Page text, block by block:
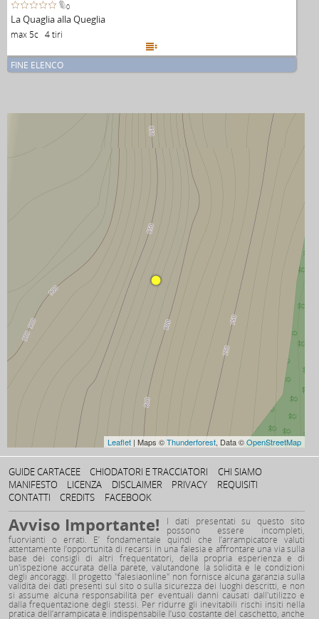
Leaflet | Maps ©Thunderforest, Data ©OpenStreetMap
0
La Quaglia alla Queglia
max 5c 4 tiri

FINE ELENCO
GUIDE CARTACEE CHIODATORI E TRACCIATORI
CHI SIAMO
MANIFESTO
LICENZA DISCLAIMER PRIVACY
REQUISITI
CONTATTI
CREDITS FACEBOOK
Avviso Importante! I dati presentati su questo sito
possono essere incompleti,
fuorvianti o errati. E’ fondamentale quindi che l’arrampicatore valuti
attentamente l’opportunità di recarsi in una falesia e affrontare una via sulla
base dei consigli di altri frequentatori, della propria esperienza e di
un'ispezione accurata della parete, valutandone la solidità e le condizioni
degli ancoraggi. Il progetto "falesiaonline" non fornisce alcuna garanzia sulla
validità dei dati presenti sul sito o sulla sicurezza dei luoghi descritti, e non
si assume alcuna responsabilità per eventuali danni causati dall'utilizzo e
dalla frequentazione degli stessi. Per ridurre gli inevitabili rischi insiti nella
pratica dell’arrampicata è indispensabile l’uso costante del caschetto, anche